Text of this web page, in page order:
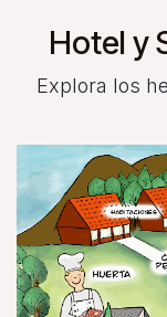
Hotel y
Explora los